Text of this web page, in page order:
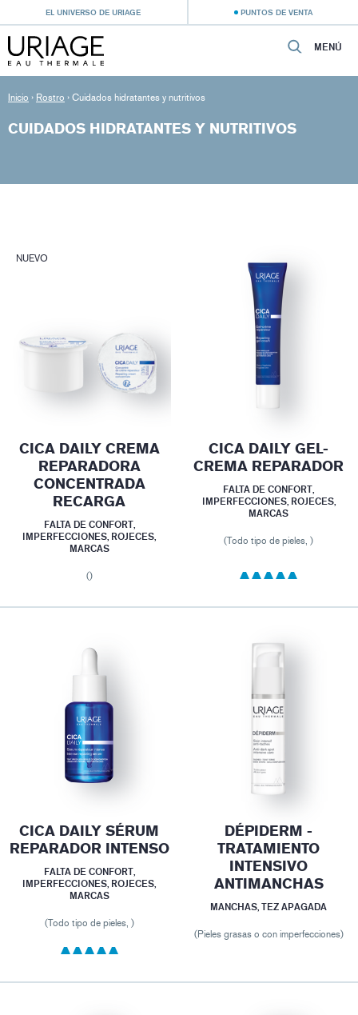
EL UNIVERSO DE URIAGE PUNTOS DE VENTA
MENÚ
Inicio › Rostro › Cuidados hidratantes y nutritivos
CUIDADOS HIDRATANTES Y NUTRITIVOS
NUEVO
CICA DAILY CREMA
REPARADORA
CONCENTRADA
RECARGA
FALTA DE CONFORT,
IMPERFECCIONES, ROJECES,
MARCAS
()
CICA DAILY GEL-
CREMA REPARADOR
FALTA DE CONFORT,
IMPERFECCIONES, ROJECES,
MARCAS
(Todo tipo de pieles, )
CICA DAILY SÉRUM
REPARADOR INTENSO
FALTA DE CONFORT,
IMPERFECCIONES, ROJECES,
MARCAS
(Todo tipo de pieles, )
DÉPIDERM -
TRATAMIENTO
INTENSIVO
ANTIMANCHAS
MANCHAS, TEZ APAGADA
(Pieles grasas o con imperfecciones)